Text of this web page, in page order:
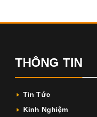
THÔNG TIN
Tin Tức
Kinh Nghiệm